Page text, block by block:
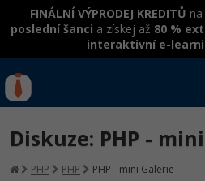
FINÁLNÍ VÝPRODEJ KREDITŮ
poslední šanci a získej až 80 %
interaktivní e-
hrazené úřadem práce
Přihlásit se|Registrovat
Diskuze: PHP -
PHP PHP PHP - mini Galerie